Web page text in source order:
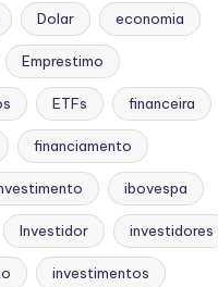
Dolar economia
Emprestimo
ETFs financeira
financiamento
ibovespa
Investidor investidores
investimentos